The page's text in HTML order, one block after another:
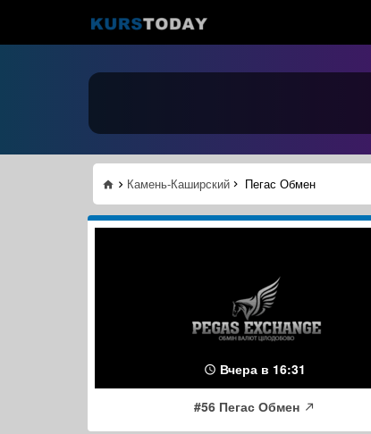
Камень-Каширский Пегас Обмен
Вчера в 16:31
#56 Пегас Обмен